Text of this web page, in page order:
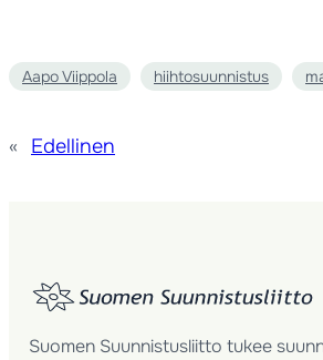
Aapo Viippola hiihtosuunnistus
« Edellinen
Suomen Suunnistusliitto tukee